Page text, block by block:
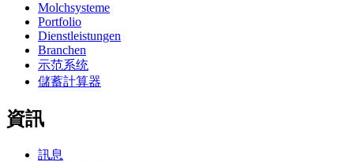
Molchsysteme
Portfolio
Dienstleistungen
Branchen
示范系统
儲蓄計算器
資訊
訊息